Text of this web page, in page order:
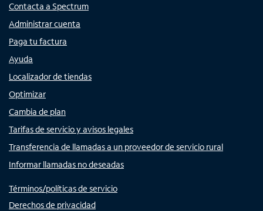
Contacta a Spectrum
Administrar cuenta
Paga tu factura
Ayuda
Localizador de tiendas
Optimizar
Cambia de plan
Tarifas de servicio y avisos legales
Transferencia de llamadas a un proveedor de servicio rural
Informar llamadas no deseadas
Términos/políticas de servicio
Derechos de privacidad